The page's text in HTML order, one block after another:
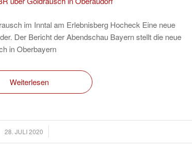
im Inntal am Erlebnisberg Hocheck Eine neue
Der Bericht der Abendschau Bayern stellt die neue
in Oberbayern
Weiterlesen
28. JULI 2020
/